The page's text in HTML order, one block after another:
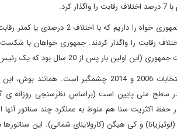
کرد.
با 0.7 درصد اختلاف رقابت را واگذار کردند. جمهوری
یک رئیس جمهور جهوری خواه در دور دوم ریاست جمهوری اش پیروز می شود) واگذار کردند.
شباهت های میان انتخابات 2006 و 2014
حفظ اکثریت سنا هم منوط به عملکرد چند سناتور
(لوئیزیانا) و کی هیگن (کارولاینای شمالی). این